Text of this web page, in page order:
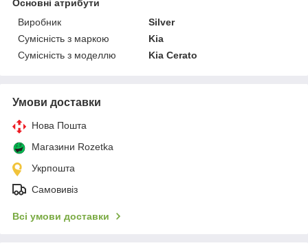
Основні атрибути
Виробник
Silver
Сумісність з маркою
Kia
Сумісність з моделлю
Kia Cerato
Умови доставки
Нова Пошта
Магазини Rozetka
Укрпошта
Самовивіз
Всі умови доставки